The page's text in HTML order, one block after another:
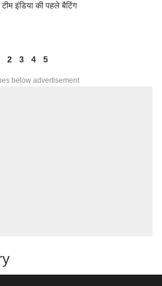
इंडिया की पहले बैटिंग
2 3 4 5
below advertisement